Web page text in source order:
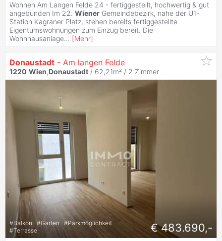
Wohnen Am Langen Felde 24 - fertiggestellt, hochwertig & gut
angebunden Im 22. Wiener Gemeindebezirk, nahe der U1-
Station Kagraner Platz, stehen bereits fertiggestellte
Eigentumswohnungen zum Einzug bereit. Die
Wohnhausanlage... [Mehr]
Donaustadt - Am langen Felde
1220 Wien,Donaustadt / 62,21m² / 2 Zimmer
#Balkon #Garten #Parkmöglichkeit
#Terrasse € 483.690,-